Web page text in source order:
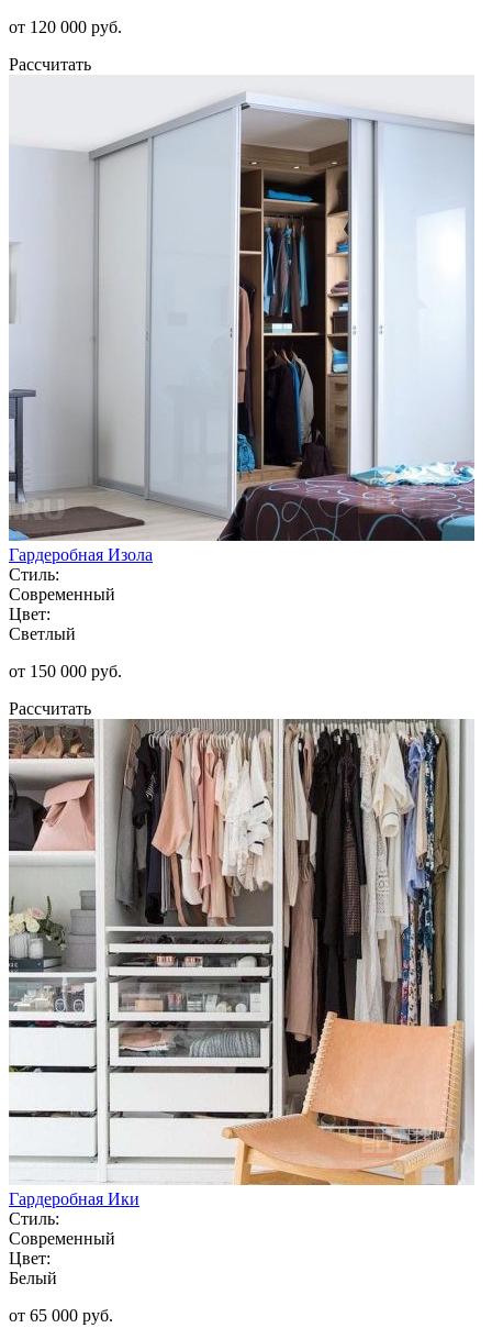
от 120 000 руб.
Рассчитать
Гардеробная Изола
Стиль:
Современный
Цвет:
Светлый
от 150 000 руб.
Рассчитать
Гардеробная Ики
Стиль:
Современный
Цвет:
Белый
от 65 000 руб.